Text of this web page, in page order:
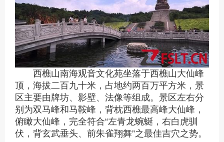
西樵山南海观音文化苑坐落于西樵山大仙峰
顶，海拔二百九十米，占地约两百万平方米，景
区主要由牌坊、影壁、法像等组成。景区左右分
别为双马峰和马鞍峰，背枕西樵最高峰大仙峰，
俯瞰大仙峰，完全符合“左青龙蜿蜒，右白虎驯
伏，背玄武垂头、前朱雀翔舞”之最佳吉穴之势。